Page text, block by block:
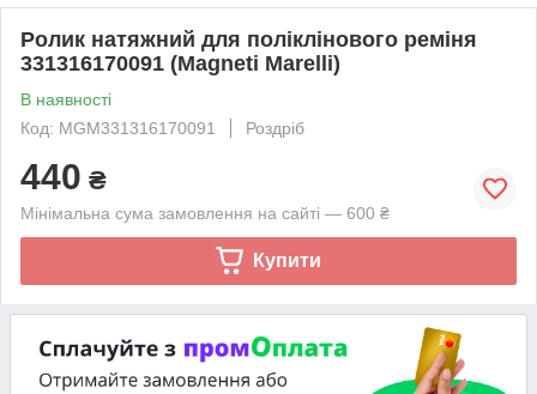
Ролик натяжний для поліклінового реміня
331316170091 (Magneti Marelli)
В наявності
Код: MGM331316170091
Роздріб
440 ₴
Мінімальна сума замовлення на сайті — 600 ₴
Купити